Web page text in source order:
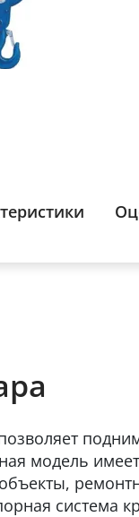
модель
система